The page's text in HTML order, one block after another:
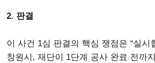
2. 판결
이 사건 1심 판결의 핵심 쟁점은 “실시
창원시, 재단이 1단계 공사 완료 전까